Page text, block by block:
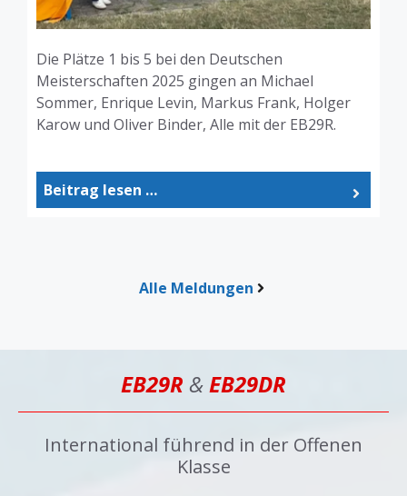
Die Plätze 1 bis 5 bei den Deutschen
Meisterschaften 2025 gingen an Michael
Sommer, Enrique Levin, Markus Frank, Holger
Karow und Oliver Binder, Alle mit der EB29R.
Beitrag lesen …
Alle Meldungen
EB29R &EB29DR
International führend in der Offenen
Klasse